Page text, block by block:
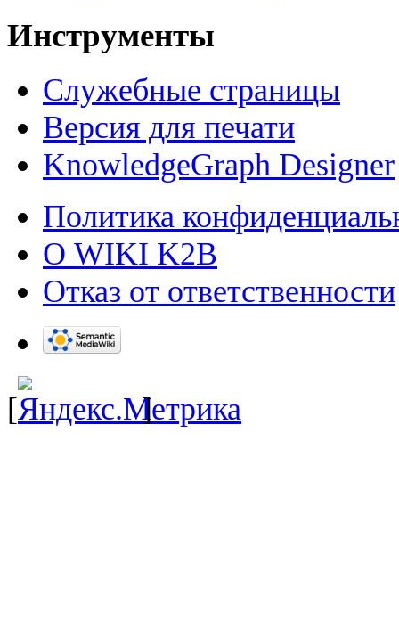
Инструменты
Служебные страницы
Версия для печати
KnowledgeGraph Designer
Политика
О WIKI K2B
Отказ от ответственности
[ ]